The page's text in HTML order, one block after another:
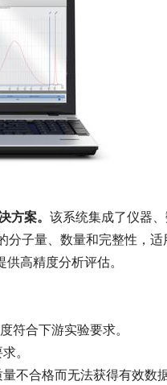
案。 该系统集成了仪器
子量、数量和完整性，适
高精度分析评估。
符合下游实验要求。
。
不合格而无法获得有效数